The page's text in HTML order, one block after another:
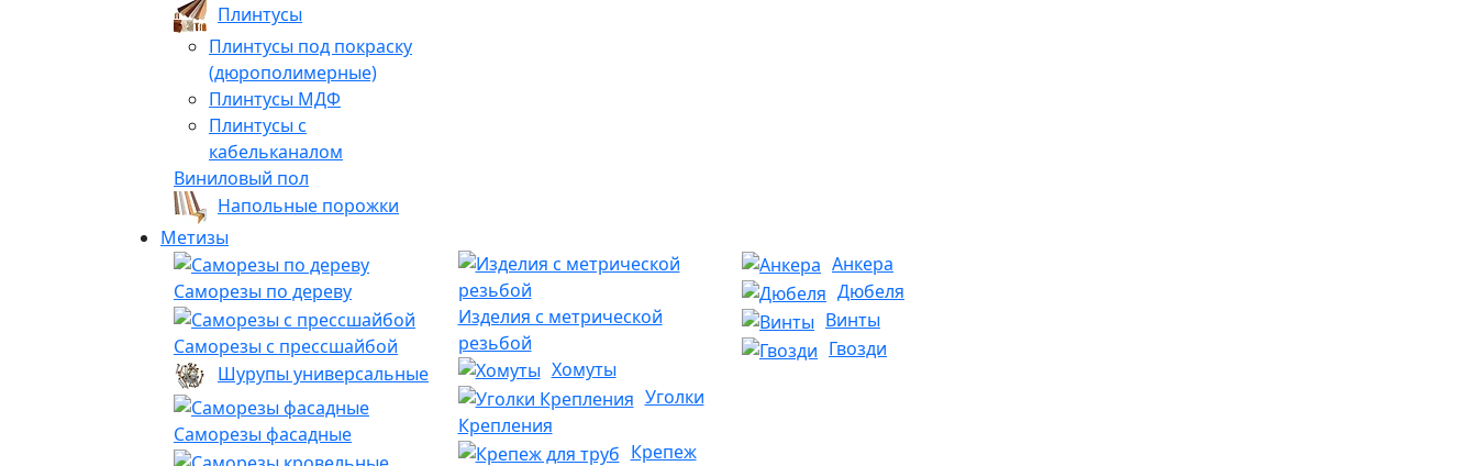
Плинтусы
Плинтусы под покраску
(дюрополимерные)
Плинтусы МДФ
Плинтусы с
кабельканалом
Виниловый пол
Напольные порожки
Метизы
Саморезы по дереву
Саморезы с прессшайбой
Шурупы универсальные
Саморезы фасадные
Изделия с метрической
резьбой
Хомуты
Уголки
Крепления
Крепеж
Анкера
Дюбеля
Винты
Гвозди